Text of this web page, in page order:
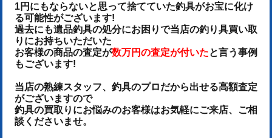
1円にもならないと思って捨てていた釣具がお宝に化け
る可能性がございます!
過去にも遺品釣具の処分にお困りで当店の釣り具買い取
りにお持ちいただいた
お客様の商品の査定が数万円の査定が付いたと言う事例
もございます!
当店の熟練スタッフ、釣具のプロだから出せる高額査定
がございますので
釣具の買取りにお悩みのお客様はお気軽にご来店、ご相
談くださいませ。